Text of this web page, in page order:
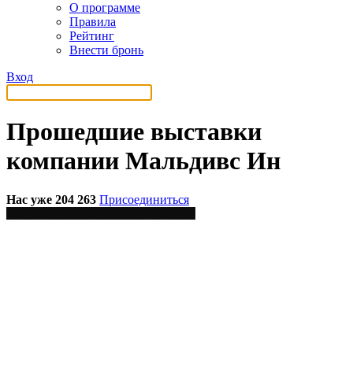
О программе
Правила
Рейтинг
Внести бронь
Вход
Прошедшие выставки
компании Мальдивс Ин
Нас уже 204 263 Присоединиться